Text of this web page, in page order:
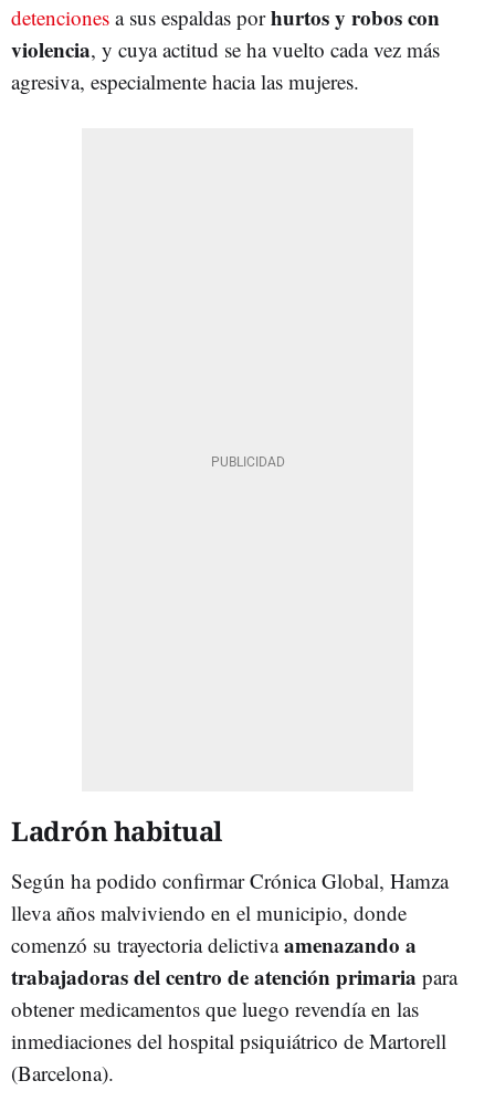
detenciones a sus espaldas porhurtos y robos con
violencia, y cuya actitud se ha vuelto cada vez más
agresiva, especialmente hacia las mujeres.
Ladrón habitual
Según ha podido confirmar Crónica Global, Hamza
lleva años malviviendo en el municipio, donde
comenzó su trayectoria delictivaamenazando a
trabajadoras del centro de atención primaria para
obtener medicamentos que luego revendía en las
inmediaciones del hospital psiquiátrico de Martorell
(Barcelona).